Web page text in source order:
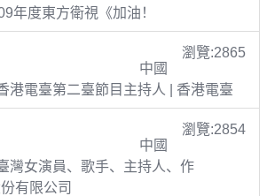
年度東方衛視《加油！
瀏覽:2865
中國
港電臺第二臺節目主持人 | 香港電臺
瀏覽:2854
中國
灣女演員、歌手、主持人、作
有限公司